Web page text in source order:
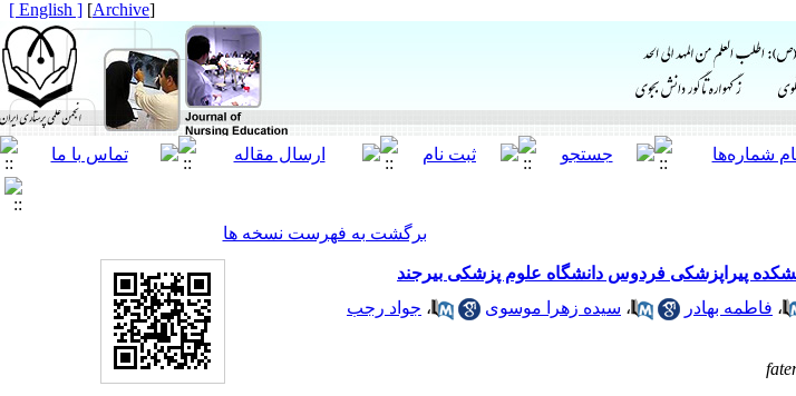
[
Archive
]
[ English ]
برگشت به فهرست نسخه ها
پیراپزشکی فردوس دانشگاه علوم پزشکی بیرجند
، فاطمه بهادر ، سیده زهرا موسوی ، جواد رجب